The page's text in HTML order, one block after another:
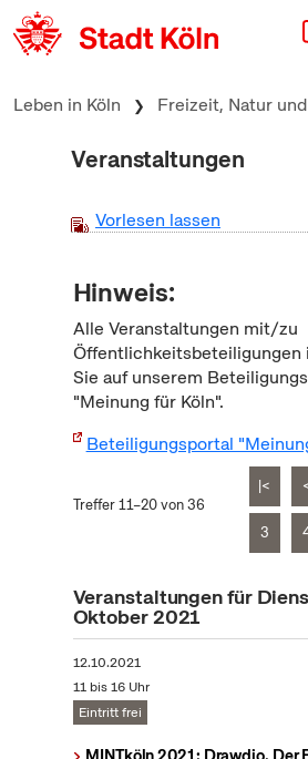
zum Inhalt springen
Leben in Köln Freizeit, Natur
Veranstaltungen
Vorlesen lassen
Hinweis:
Alle Veranstaltungen mit/zu
Öffentlichkeitsbeteiligungen
Sie auf unserem
"Meinung für Köln".
Beteiligungsportal
Treffer 11–20 von 36
|<
3
Veranstaltungen für
Oktober 2021
12.10.2021
11 bis 16 Uhr
Eintritt frei